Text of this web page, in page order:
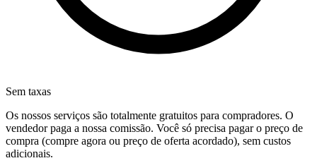
Sem taxas
Os nossos serviços são totalmente gratuitos para compradores. O
vendedor paga a nossa comissão. Você só precisa pagar o preço de
compra (compre agora ou preço de oferta acordado), sem custos
adicionais.